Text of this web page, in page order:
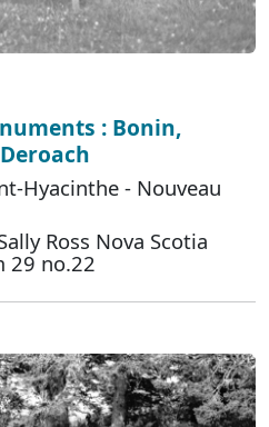
: Bonin,
Hyacinthe - Nouveau
Ross Nova Scotia
29 no.22